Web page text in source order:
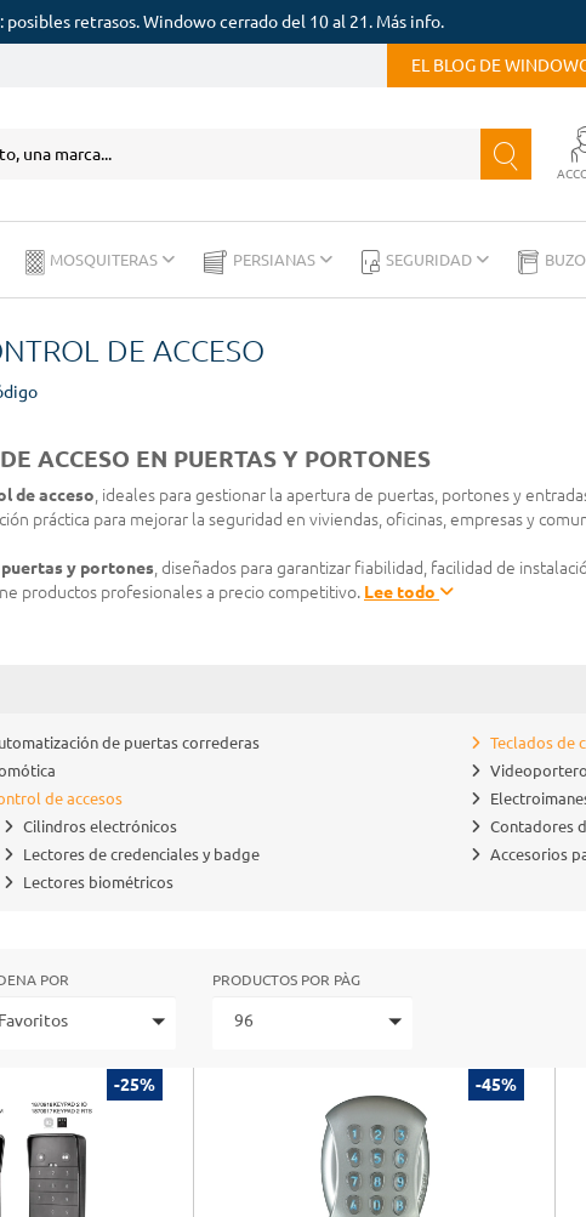
posibles retrasos. Windowo cerrado del 10 al 21. Más info.
EL BLOG DE
MOSQUITERAS PERSIANAS SEGURIDAD
DE ACCESO
ACCESO EN PUERTAS Y PORTONES
de acceso , ideales para gestionar la apertura de puertas, portones y
práctica para mejorar la seguridad en viviendas, oficinas, empresas y
y portones , diseñados para garantizar fiabilidad, facilidad de
productos profesionales a precio competitivo. Lee todo
de puertas correderas
de accesos
Cilindros electrónicos
Lectores de credenciales y badge
Lectores biométricos
Teclados de
Contadores
Accesorios
POR
Favoritos
PRODUCTOS POR PÀG
96
-25% -45%